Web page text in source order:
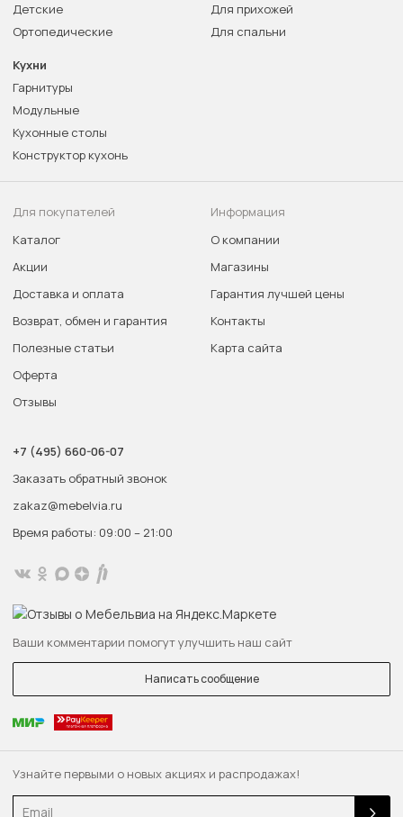
Узнайте первыми о новых акциях и распродажах!
Email
Детские
Ортопедические
Для прихожей
Для спальни
Кухни
Гарнитуры
Модульные
Кухонные столы
Конструктор кухонь
Для покупателей
Каталог
Акции
Доставка и оплата
Возврат, обмен и гарантия
Полезные статьи
Оферта
Отзывы
Информация
О компании
Магазины
Гарантия лучшей цены
Контакты
Карта сайта
+7 (495) 660-06-07
Заказать обратный звонок
zakaz@mebelvia.ru
Время работы: 09:00 – 21:00
Ваши комментарии помогут улучшить наш сайт
Написать сообщение